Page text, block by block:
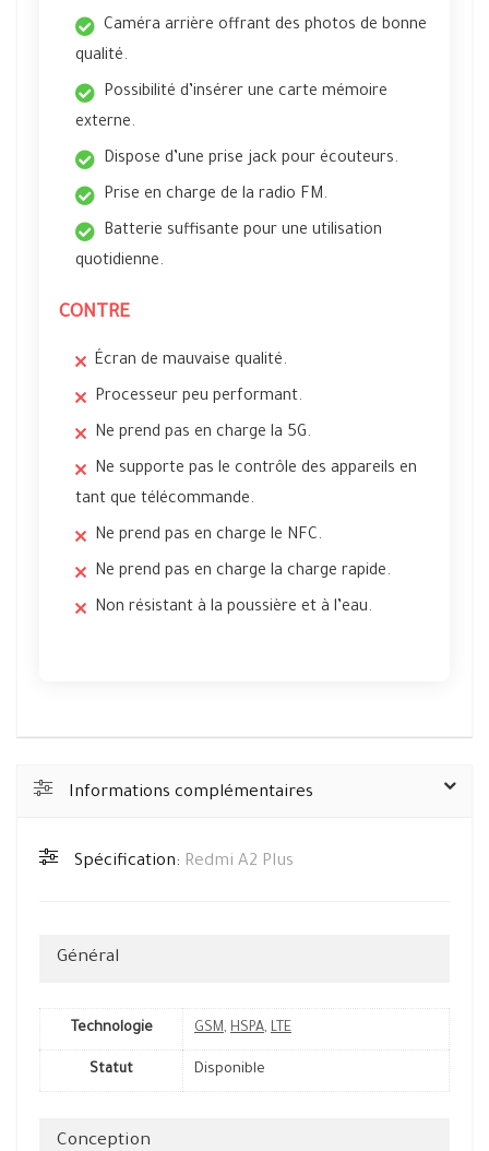
Caméra arrière offrant des photos de bonne
qualité.
Possibilité d’insérer une carte mémoire
externe.
Dispose d’une prise jack pour écouteurs.
Prise en charge de la radio FM.
Batterie suffisante pour une utilisation
quotidienne.
CONTRE
Écran de mauvaise qualité.
Processeur peu performant.
Ne prend pas en charge la 5G.
Ne supporte pas le contrôle des appareils en
tant que télécommande.
Ne prend pas en charge le NFC.
Ne prend pas en charge la charge rapide.
Non résistant à la poussière et à l’eau.
Informations complémentaires
Spécification: Redmi A2 Plus
Général
Technologie GSM, HSPA, LTE
Statut Disponible
Conception